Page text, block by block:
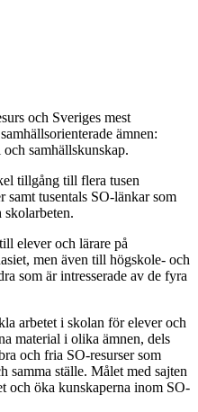
och Sveriges mest
ämnen:
samhällskunskap.
tillgång till flera tusen
samt tusentals SO-länkar som
skolarbeten.
elever och lärare på
men även till högskole- och
som är intresserade av de fyra
arbetet i skolan för elever och
material i olika ämnen, dels
och fria SO-resurser som
samma ställe. Målet med sajten
och öka kunskaperna inom SO-